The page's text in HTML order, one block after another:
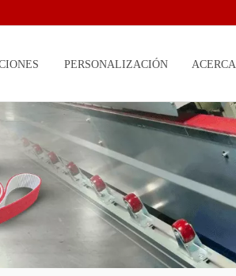
PERSONALIZACIÓN ACERCA
DE